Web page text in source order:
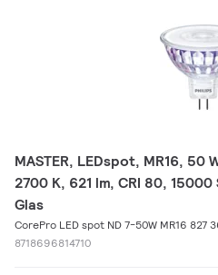
MASTER, LEDspot, MR16, 50
2700 K, 621 lm, CRI 80,
Glas
CorePro LED spot ND 7-50W MR16 827
8718696814710